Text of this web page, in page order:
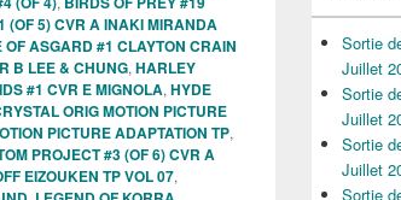
(OF 5) CVR A INAKI MIRANDA
OF ASGARD #1 CLAYTON CRAIN
B LEE & CHUNG, HARLEY
#1 CVR E MIGNOLA, HYDE
ORIG MOTION PICTURE
PICTURE ADAPTATION TP,
PROJECT #3 (OF 6) CVR A
EIZOUKEN TP VOL 07,
Sortie
Juillet
Sortie
Juillet
Sortie
Juillet
Sortie